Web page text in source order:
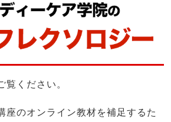
覧ください。
座のオンライン教材を補足するた